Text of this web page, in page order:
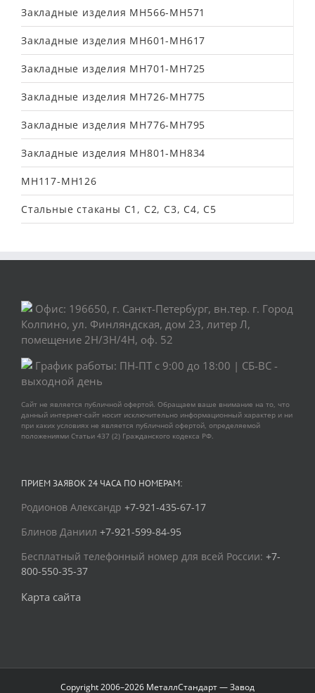
Закладные изделия МН566-МН571
Закладные изделия МН601-МН617
Закладные изделия МН701-МН725
Закладные изделия МН726-МН775
Закладные изделия МН776-МН795
Закладные изделия МН801-МН834
МН117-МН126
Стальные стаканы С1, С2, С3, С4, С5
Офис: 196650, г. Санкт-Петербург, вн.тер. г. Город
Колпино, ул. Финляндская, дом 23, литер Л,
помещение 2Н/3Н/4Н, оф. 52
График работы: ПН-ПТ с 9:00 до 18:00 | СБ-ВС -
выходной день
Сайт не является публичной офертой. Обращаем ваше внимание на то, что
данный интернет-сайт носит исключительно информационный характер и ни
при каких условиях не является публичной офертой, определяемой
положениями Статьи 437 (2) Гражданского кодекса РФ.
ПРИЕМ ЗАЯВОК 24 ЧАСА ПО НОМЕРАМ:
Родионов Александр +7-921-435-67-17
Блинов Даниил +7-921-599-84-95
Бесплатный телефонный номер для всей России: +7-
800-550-35-37
Карта сайта
Copyright 2006–2026 МеталлСтандарт — Завод